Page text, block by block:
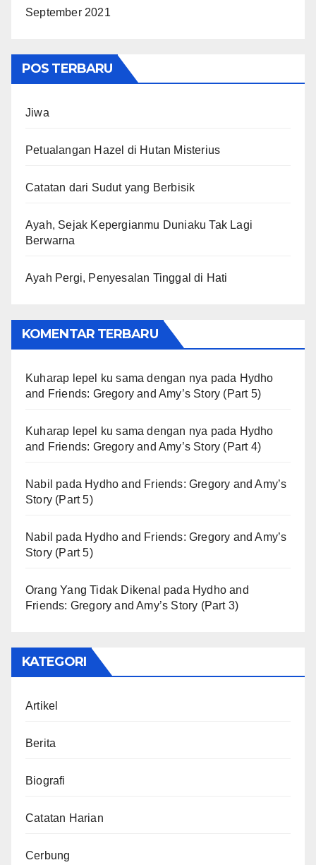
September 2021
POS TERBARU
Jiwa
Petualangan Hazel di Hutan Misterius
Catatan dari Sudut yang Berbisik
Ayah, Sejak Kepergianmu Duniaku Tak Lagi
Berwarna
Ayah Pergi, Penyesalan Tinggal di Hati
KOMENTAR TERBARU
Kuharap lepel ku sama dengan nya pada Hydho
and Friends: Gregory and Amy’s Story (Part 5)
Kuharap lepel ku sama dengan nya pada Hydho
and Friends: Gregory and Amy’s Story (Part 4)
Nabil pada Hydho and Friends: Gregory and Amy’s
Story (Part 5)
Nabil pada Hydho and Friends: Gregory and Amy’s
Story (Part 5)
Orang Yang Tidak Dikenal pada Hydho and
Friends: Gregory and Amy’s Story (Part 3)
KATEGORI
Artikel
Berita
Biografi
Catatan Harian
Cerbung